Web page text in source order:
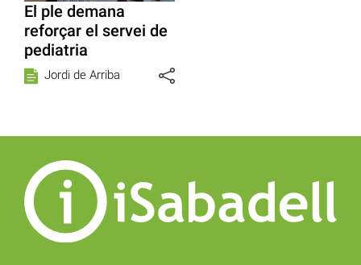
El ple demana
reforçar el servei de
pediatria
Jordi de Arriba